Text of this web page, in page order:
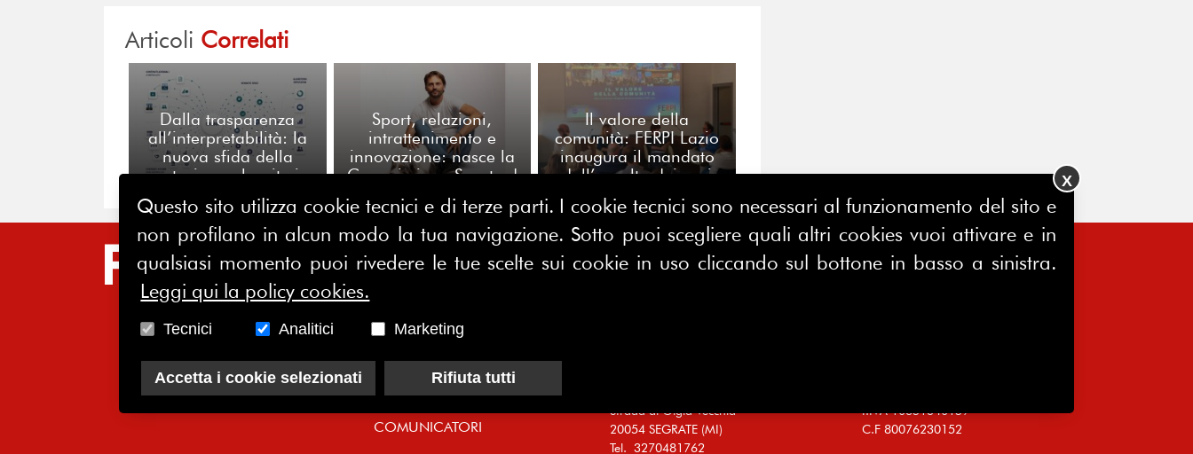
Articoli Correlati
Dalla trasparenza
all’interpretabilità: la
nuova sfida della
reputazione algoritmica
Sport, relazioni,
intrattenimento e
innovazione: nasce la
Commissione Sport ed
Eventi di FERPI
Il valore della
comunità: FERPI Lazio
inaugura il mandato
dall’ascolto dei soci
SITE MAP
CHI SIAMO
ASSOCIAZIONE
SOCI
COMUNICATORI
CONTATTACI
Strada di Olgia Vecchia
20054 SEGRATE (MI)
Tel. 3270481762
P.IVA 10651340159
C.F 80076230152
Questo sito utilizza cookie tecnici e di terze parti. I cookie tecnici sono necessari al funzionamento del sito e
non profilano in alcun modo la tua navigazione. Sotto puoi scegliere quali altri cookies vuoi attivare e in
qualsiasi momento puoi rivedere le tue scelte sui cookie in uso cliccando sul bottone in basso a sinistra.
Leggi qui la policy cookies.
Tecnici Analitici Marketing
Accetta i cookie selezionati Rifiuta tutti
X